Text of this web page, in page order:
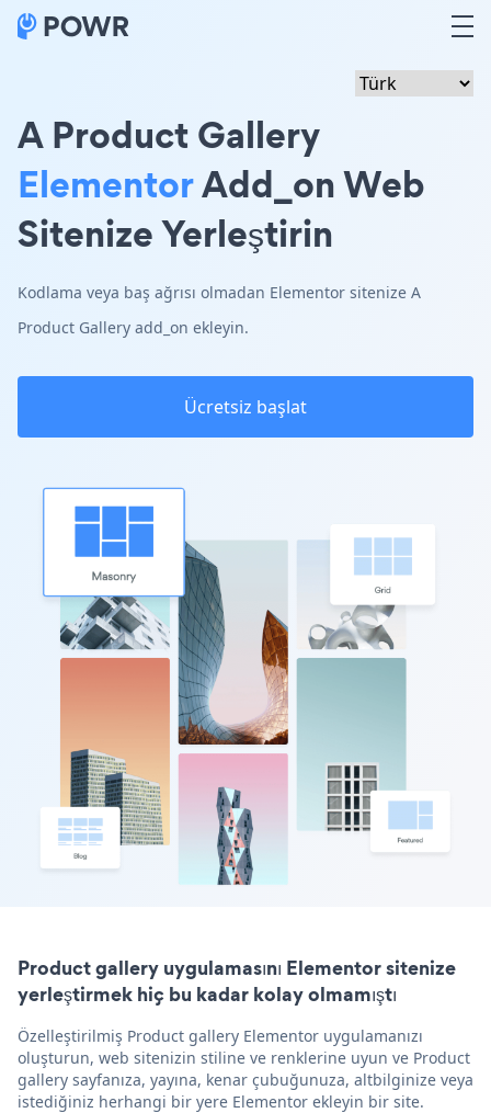
A Product Gallery
ElementorAdd_on Web
Sitenize Yerleştirin
Kodlama veya baş ağrısı olmadan Elementor sitenize A
Product Gallery add_on ekleyin.
Ücretsiz başlat
Product gallery uygulamasını Elementor sitenize
yerleştirmek hiç bu kadar kolay olmamıştı
Özelleştirilmiş Product gallery Elementor uygulamanızı
oluşturun, web sitenizin stiline ve renklerine uyun ve Product
gallery sayfanıza, yayına, kenar çubuğunuza, altbilginize veya
istediğiniz herhangi bir yere Elementor ekleyin bir site.